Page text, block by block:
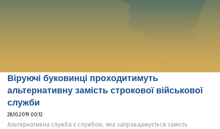
Віруючі буковинці проходитимуть
альтернативну замість строкової військової
служби
28.10.2019 00:12
Альтернативна служба є службою, яка запроваджується замість